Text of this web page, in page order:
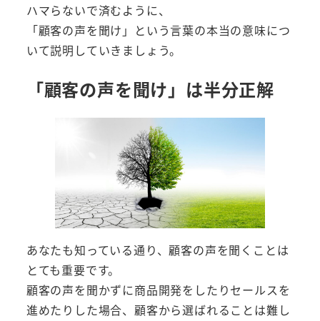
ハマらないで済むように、
「顧客の声を聞け」という言葉の本当の意味につ
いて説明していきましょう。
「顧客の声を聞け」は半分正解
あなたも知っている通り、顧客の声を聞くことは
とても重要です。
顧客の声を聞かずに商品開発をしたりセールスを
進めたりした場合、顧客から選ばれることは難し